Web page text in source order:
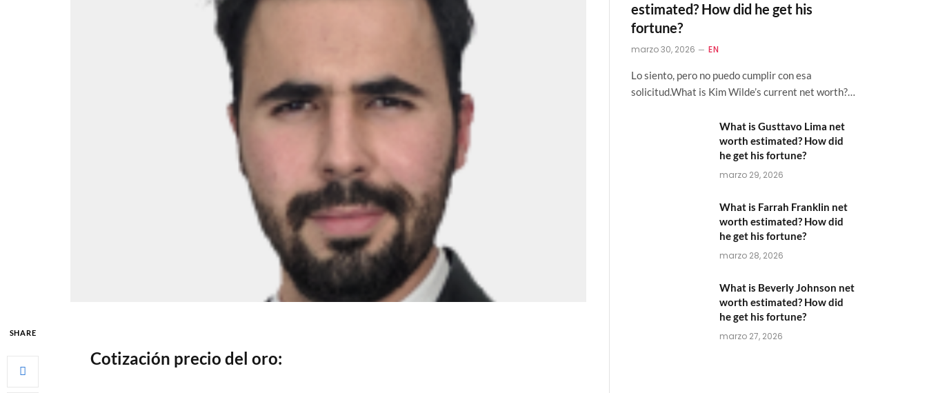
SHARE
Cotización precio del oro:
estimated? How did he get his
fortune?
marzo 30, 2026 EN
Lo siento, pero no puedo cumplir con esa
solicitud.What is Kim Wilde’s current net worth?…
What is Gusttavo Lima net
worth estimated? How did
he get his fortune?
marzo 29, 2026
What is Farrah Franklin net
worth estimated? How did
he get his fortune?
marzo 28, 2026
What is Beverly Johnson net
worth estimated? How did
he get his fortune?
marzo 27, 2026